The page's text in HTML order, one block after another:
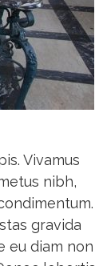
Vivamus
nibh,
gravida
eu diam non